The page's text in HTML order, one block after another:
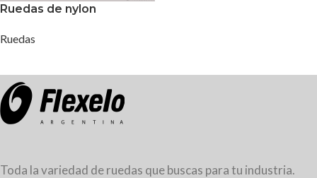
Ruedas de nylon
Ruedas
Toda la variedad de ruedas que buscas para tu industria.